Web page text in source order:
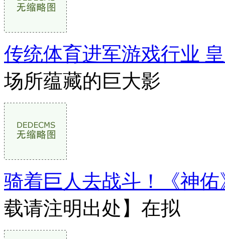
传统体育进军游戏行业
场所蕴藏的巨大影
骑着巨人去战斗！《神
载请注明出处】在拟